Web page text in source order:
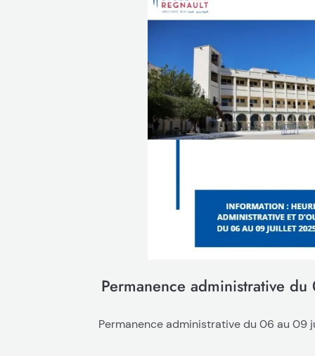
Permanence administrative
Permanence administrative du 06 au 09